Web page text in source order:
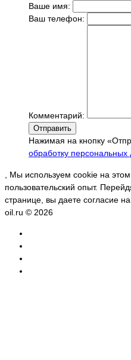
Ваше имя:
Ваш телефон:
Комментарий:
Отправить
Нажимая на кнопку
обработку персональных
, Мы используем cookie на
пользовательский опыт.
странице, вы даете согласие
oil.ru © 2026